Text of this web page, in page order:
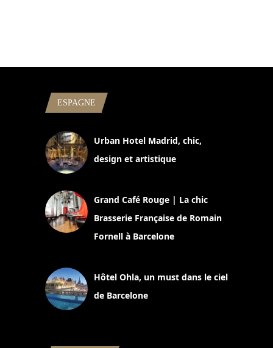
ESPAGNE
Urban Hotel Madrid, chic,
design et artistique
Grand Café Rouge | La chic
Brasserie Française de Romain
Fornell à Barcelone
Hôtel Ohla, un must dans le ciel
de Barcelone